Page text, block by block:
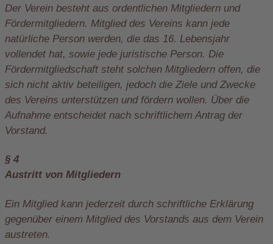
Der Verein besteht aus ordentlichen Mitgliedern und
Fördermitgliedern. Mitglied des Vereins kann jede
natürliche Person werden, die das 16. Lebensjahr
vollendet hat, sowie jede juristische Person. Die
Fördermitgliedschaft steht solchen Mitgliedern offen, die
sich nicht aktiv beteiligen, jedoch die Ziele und Zwecke
des Vereins unterstützen und fördern wollen. Über die
Aufnahme entscheidet nach schriftlichem Antrag der
Vorstand.
§ 4
Austritt von Mitgliedern
Ein Mitglied kann jederzeit durch schriftliche Erklärung
gegenüber einem Mitglied des Vorstands aus dem Verein
austreten.